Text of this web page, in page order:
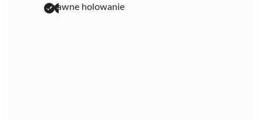
sprawne holowanie